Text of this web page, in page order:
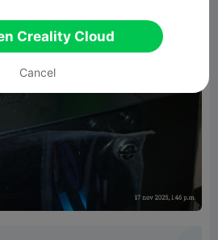
Creality Cloud
Cancel